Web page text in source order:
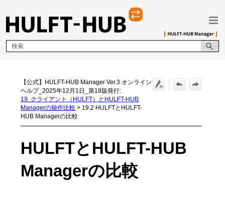
メイン コンテンツにスキップ
【公式】HULFT-HUB Manager Ver.3 オンライン
ヘルプ_2025年12月1日_第18版発行:
19. クライアント（HULFT）とHULFT-HUB
Managerの操作比較 > 19.2 HULFTとHULFT-
HUB Managerの比較
HULFTとHULFT-HUB
Managerの比較